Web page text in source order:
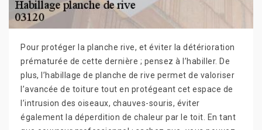
Pour protéger la planche rive, et éviter la détérioration
prématurée de cette dernière ; pensez à l’habiller. De
plus, l’habillage de planche de rive permet de valoriser
l’avancée de toiture tout en protégeant cet espace de
l’intrusion des oiseaux, chauves-souris, éviter
également la déperdition de chaleur par le toit. En tant